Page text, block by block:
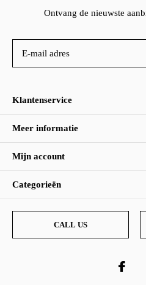
Ontvang de nieuwste
Klantenservice
Meer informatie
Mijn account
Categorieën
CALL US